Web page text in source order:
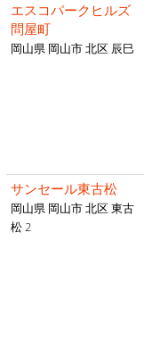
エスコパークヒルズ
問屋町
岡山県 岡山市 北区 辰巳
サンセール東古松
岡山県 岡山市 北区 東古
松 2